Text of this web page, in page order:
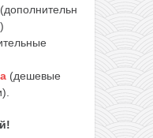
(дополнительн
(дешевые